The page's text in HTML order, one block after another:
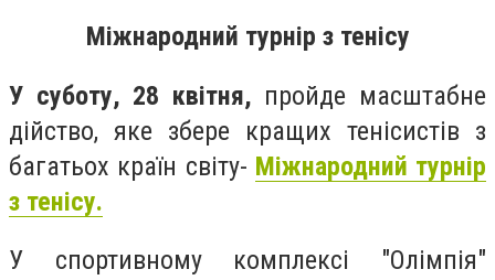
Міжнародний турнір з тенісу
У суботу, 28 квітня, пройде масштабне
дійство, яке збере кращих тенісистів з
багатьох країн світу- Міжнародний турнір
з тенісу.
У спортивному комплексі "Олімпія"